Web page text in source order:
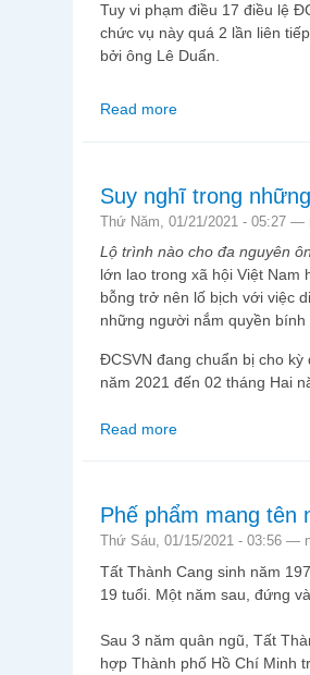
Tuy vi phạm điều 17 điều lệ
chức vụ này quá 2 lần liên
bởi ông Lê Duẩn.
Read more
Suy nghĩ trong
Thứ Năm, 01/21/2021 - 05:27 —
Lộ trình nào cho đa nguyên
lớn lao trong xã hội Việt Nam
bỗng trở nên lố bịch với việc
những người nắm quyền bính
ĐCSVN đang chuẩn bị cho
năm 2021 đến 02 tháng Hai
Read more
Phế phẩm mang tên
Thứ Sáu, 01/15/2021 - 03:56 —
Tất Thành Cang sinh năm
19 tuổi. Một năm sau, đứng
Sau 3 năm quân ngũ, Tất
hợp Thành phố Hồ Chí Minh